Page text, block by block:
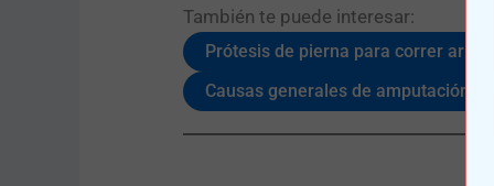
También te puede interesar:​
Prótesis de pierna para correr
Causas generales de amputación